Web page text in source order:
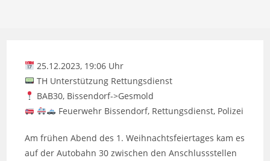
25.12.2023, 19:06 Uhr
TH Unterstützung Rettungsdienst
BAB30, Bissendorf->Gesmold
Feuerwehr Bissendorf, Rettungsdienst, Polizei
Am frühen Abend des 1. Weihnachtsfeiertages kam es
auf der Autobahn 30 zwischen den Anschlussstellen